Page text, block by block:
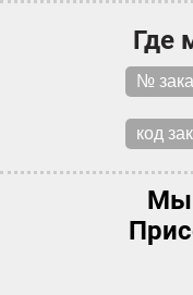
Где
Мы